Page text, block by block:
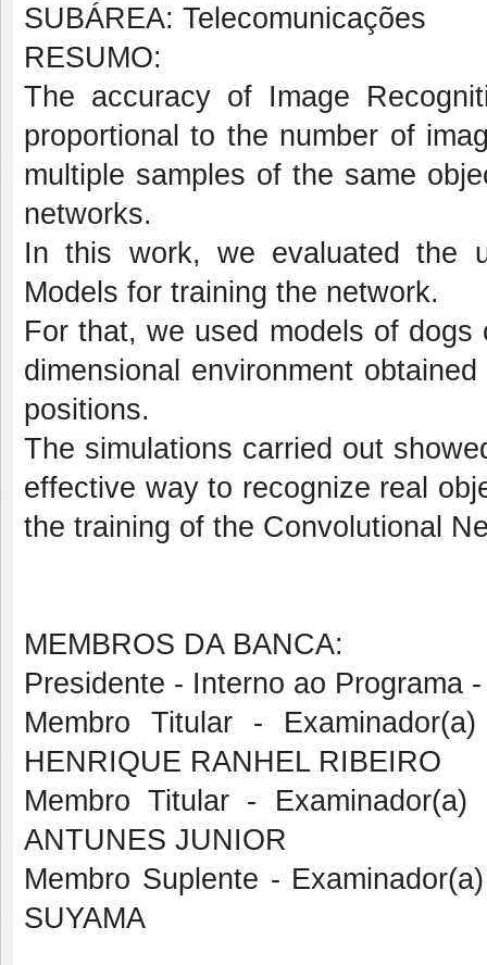
SUBÁREA: Telecomunicações
RESUMO:
The accuracy of Image
proportional to the number of
multiple samples of the same
networks.
In this work, we evaluated the
Models for training the network.
For that, we used models of
dimensional environment
positions.
The simulations carried out
effective way to recognize real
the training of the Convolutional
MEMBROS DA BANCA:
Presidente - Interno ao Programa
Membro Titular -
HENRIQUE RANHEL RIBEIRO
Membro Titular -
ANTUNES JUNIOR
Membro Suplente -
SUYAMA